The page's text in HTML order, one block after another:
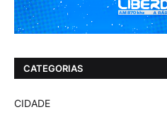
CATEGORIAS
CIDADE